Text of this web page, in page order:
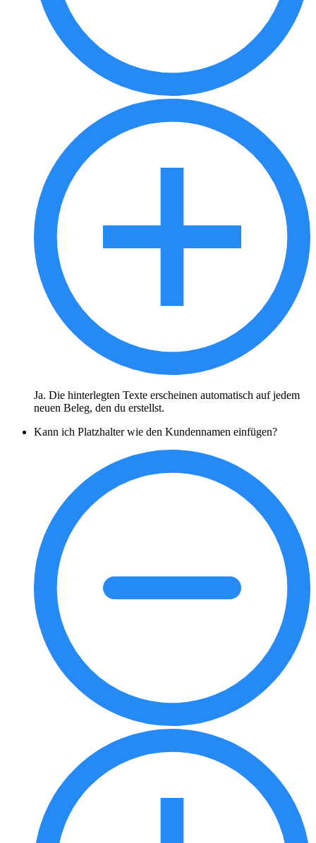
Ja. Die hinterlegten Texte erscheinen automatisch auf jedem
neuen Beleg, den du erstellst.
Kann ich Platzhalter wie den Kundennamen einfügen?